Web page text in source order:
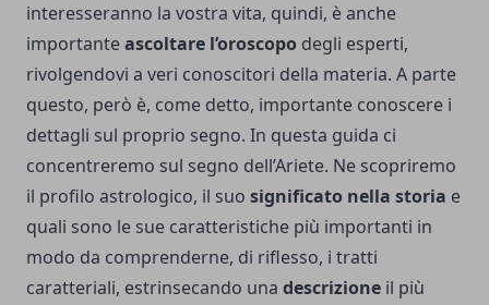
interesseranno la vostra vita, quindi, è anche
importanteascoltare l’oroscopo degli esperti,
rivolgendovi a veri conoscitori della materia. A parte
questo, però è, come detto, importante conoscere i
dettagli sul proprio segno. In questa guida ci
concentreremo sul segno dell’Ariete. Ne scopriremo
il profilo astrologico, il suo significato nella storia e
quali sono le sue caratteristiche più importanti in
modo da comprenderne, di riflesso, i tratti
caratteriali, estrinsecando una descrizione il più